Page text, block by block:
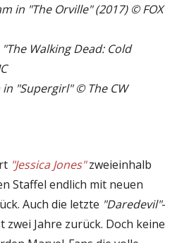
in "The Orville" (2017) ©FOX
Walking Dead: Cold
in "Supergirl"©The CW
"Jessica Jones"zweieinhalb
Staffel endlich mit neuen
Auch die letzte "Daredevil"-
Jahre zurück. Doch keine